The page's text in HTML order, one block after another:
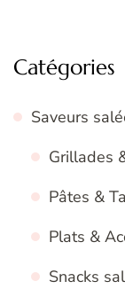
Catégories
Saveurs
Grillades
Pâtes &
Plats &
Snacks